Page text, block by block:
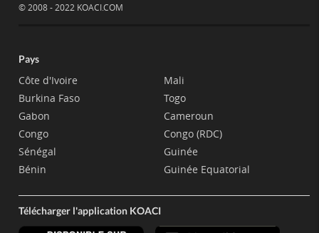
© 2008 - 2022 KOACI.COM
Pays
Côte d'Ivoire
Burkina Faso
Gabon
Congo
Sénégal
Bénin
Mali
Togo
Cameroun
Congo (RDC)
Guinée
Guinée Equatorial
Télécharger l'application KOACI